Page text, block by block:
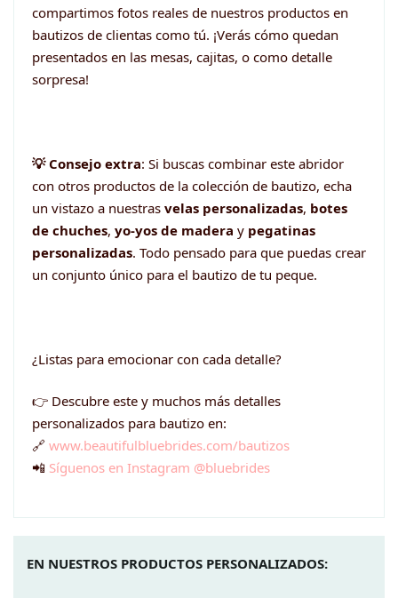
compartimos fotos reales de nuestros productos en
bautizos de clientas como tú. ¡Verás cómo quedan
presentados en las mesas, cajitas, o como detalle
sorpresa!
💡 Consejo extra: Si buscas combinar este abridor
con otros productos de la colección de bautizo, echa
un vistazo a nuestras velas personalizadas, botes
de chuches, yo-yos de madera y pegatinas
personalizadas. Todo pensado para que puedas crear
un conjunto único para el bautizo de tu peque.
¿Listas para emocionar con cada detalle?
👉 Descubre este y muchos más detalles
personalizados para bautizo en:
🔗 www.beautifulbluebrides.com/bautizos
📲 Síguenos en Instagram @bluebrides
EN NUESTROS PRODUCTOS PERSONALIZADOS: